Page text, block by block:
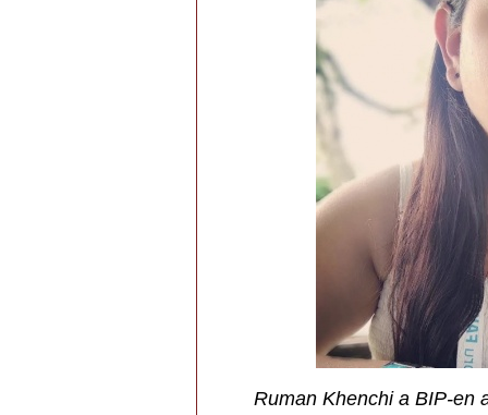
Ruman Khenchi a BIP-en